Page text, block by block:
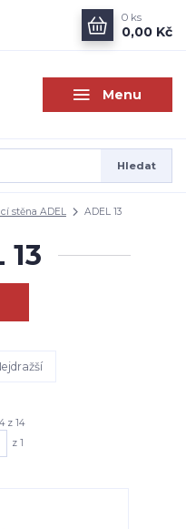
Menu
Hledat
0 ks
0,00 Kč
stěna ADEL ADEL 13
13
z 14
z 1